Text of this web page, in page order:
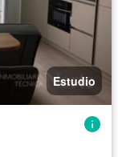
Estudio